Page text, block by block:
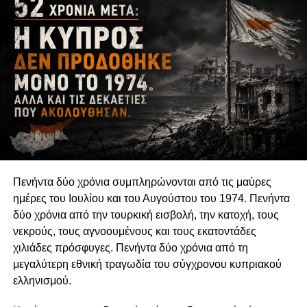
αγοράς και πολιτικών κομμάτων. Στον χώρο αυτό
αναπτύσσονται μορφές κοινωνικής εκπροσώπησης,
δημόσιου ελέγχου και συλλογικής διεκδίκησης οι οποίες
δεν εξαντλούνται στους θεσμούς της αντιπροσωπευτικής
δημοκρατίας. Η δυνατότητα των οργανώσεων να
αναδεικνύουν παραμελημένα προβλήματα, να
υπερασπίζονται δικαιώματα και να συμβάλλουν στη
διαμόρφωση δημόσιων πολιτικών συνδέεται άμεσα με τη
διατήρηση της οργανωτικής και πνευματικής τους
αυτονομίας.
Η αυτονομία αυτή δεν συνεπάγεται πολιτική
ουδετερότητα. Μια οργάνωση μπορεί θεμιτά να
υποστηρίζει περιβαλλοντικές πολιτικές, κοινωνικά
δικαιώματα, θεσμικές μεταρρυθμίσεις ή συγκεκριμένες
νομοθετικές παρεμβάσεις. Μπορεί επίσης να ασκεί κριτική
στην κυβέρνηση, να συνεργάζεται με αιρετούς
εκπροσώπους ή να συμμετέχει σε διαδικασίες δημόσιας
Πενήντα δύο χρόνια συμπληρώνονται από τις μαύρες
ημέρες του Ιουλίου και του Αυγούστου του 1974. Πενήντα
δύο χρόνια από την τουρκική εισβολή, την κατοχή, τους
νεκρούς, τους αγνοουμένους και τους εκατοντάδες
χιλιάδες πρόσφυγες. Πενήντα δύο χρόνια από τη
μεγαλύτερη εθνική τραγωδία του σύγχρονου κυπριακού
ελληνισμού.